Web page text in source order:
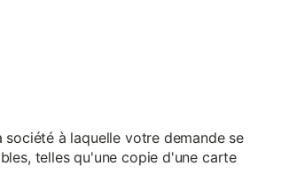
à laquelle votre demande se
telles qu'une copie d'une carte